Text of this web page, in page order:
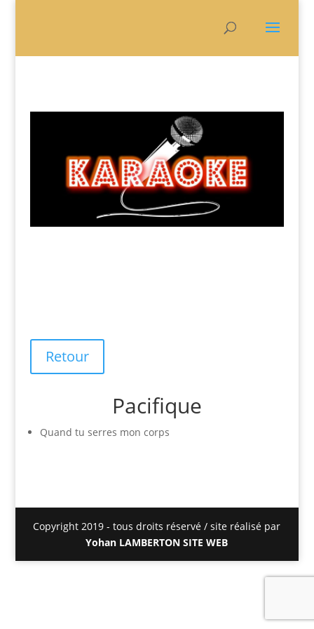
Retour
Pacifique
Quand tu serres mon corps
Copyright 2019 - tous droits réservé / site réalisé par
Yohan LAMBERTON SITE WEB